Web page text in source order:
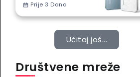
baterijom
Prije 3 Dana
Učitaj još...
Društvene mreže